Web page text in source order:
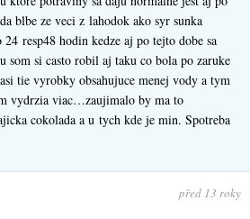
blbe ze veci z lahodok ako syr sunka
resp48 hodin kedze aj po tejto dobe sa
som si casto robil aj taku co bola po zaruke
tie vyrobky obsahujuce menej vody a tym
vydrzia viac…zaujimalo by ma to
cokolada a u tych kde je min. Spotreba
před 13 roky